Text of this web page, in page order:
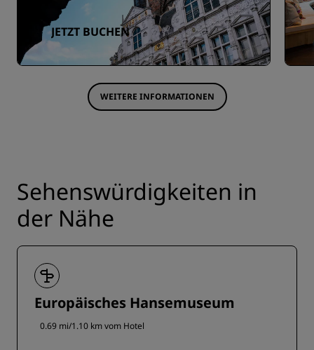
JETZT BUCHEN
WEITERE INFORMATIONEN
Sehenswürdigkeiten in
der Nähe
Europäisches Hansemuseum
0.69 mi/1.10 km vom Hotel